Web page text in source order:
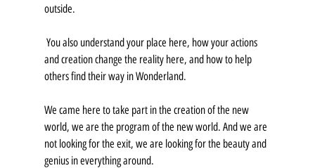
outside.
and creation change the reality here, and how to help
others find their way in Wonderland.
We came here to take part in the creation of the new
world, we are the program of the new world. And we are
not looking for the exit, we are looking for the beauty and
genius in everything around.